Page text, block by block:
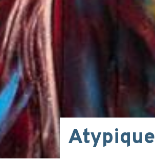
Atypique